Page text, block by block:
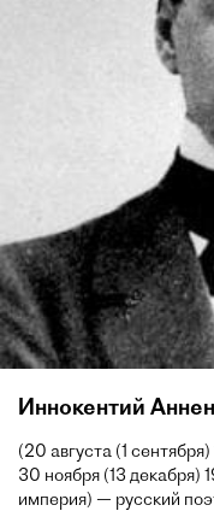
Иннокентий
(20 августа (1
30 ноября (13 декабря)
империя) — русский